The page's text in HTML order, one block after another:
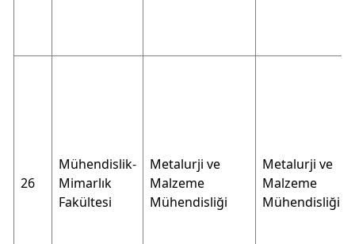
26
Mühendislik-
Mimarlık
Fakültesi
Metalurji ve
Malzeme
Mühendisliği
Metalurji ve
Malzeme
Mühendisliği